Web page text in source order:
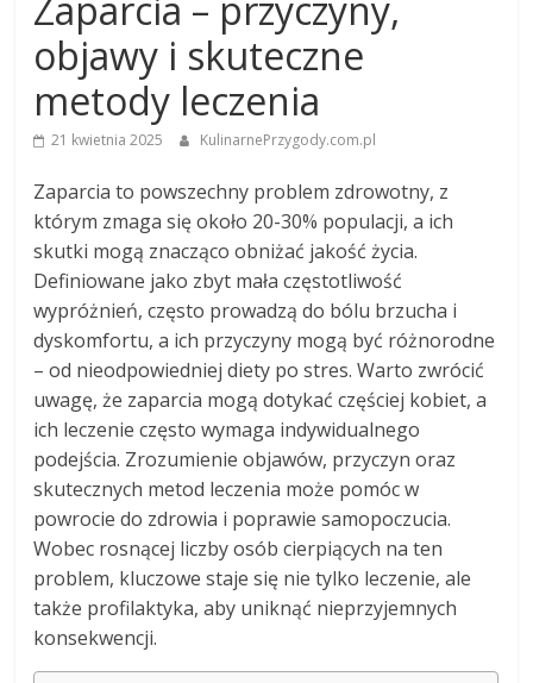
Zaparcia – przyczyny,
objawy i skuteczne
metody leczenia
21 kwietnia 2025 KulinarnePrzygody.com.pl
Zaparcia to powszechny problem zdrowotny, z
którym zmaga się około 20-30% populacji, a ich
skutki mogą znacząco obniżać jakość życia.
Definiowane jako zbyt mała częstotliwość
wypróżnień, często prowadzą do bólu brzucha i
dyskomfortu, a ich przyczyny mogą być różnorodne
– od nieodpowiedniej diety po stres. Warto zwrócić
uwagę, że zaparcia mogą dotykać częściej kobiet, a
ich leczenie często wymaga indywidualnego
podejścia. Zrozumienie objawów, przyczyn oraz
skutecznych metod leczenia może pomóc w
powrocie do zdrowia i poprawie samopoczucia.
Wobec rosnącej liczby osób cierpiących na ten
problem, kluczowe staje się nie tylko leczenie, ale
także profilaktyka, aby uniknąć nieprzyjemnych
konsekwencji.